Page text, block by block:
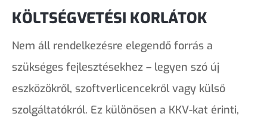
KÖLTSÉGVETÉSI KORLÁTOK
Nem áll rendelkezésre elegendő forrás a
szükséges fejlesztésekhez – legyen szó új
eszközökről, szoftverlicencekről vagy külső
szolgáltatókról. Ez különösen a KKV-kat érinti,